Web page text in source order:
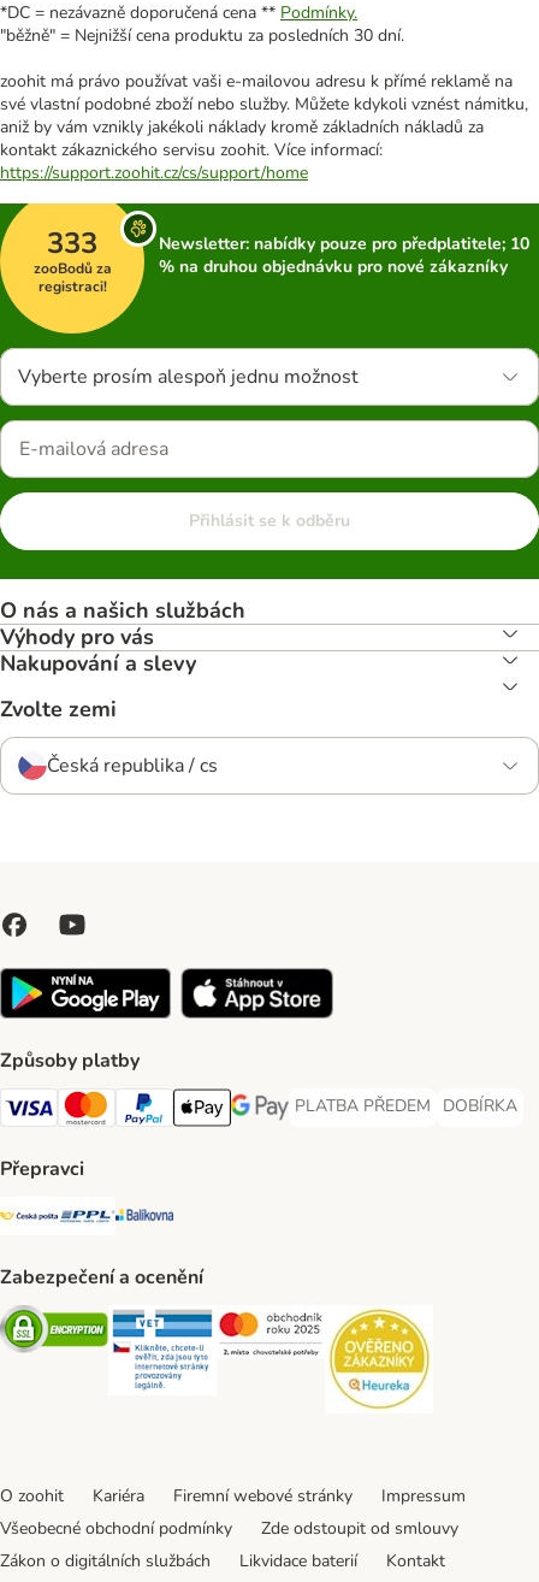
*DC = nezávazně doporučená cena ** Podmínky.
"běžně" = Nejnižší cena produktu za posledních 30 dní.
zoohit má právo používat vaši e-mailovou adresu k přímé reklamě na
své vlastní podobné zboží nebo služby. Můžete kdykoli vznést námitku,
aniž by vám vznikly jakékoli náklady kromě základních nákladů za
kontakt zákaznického servisu zoohit. Více informací:
https://support.zoohit.cz/cs/support/home
333
zooBodů za
registraci!
Newsletter: nabídky pouze pro předplatitele; 10
% na druhou objednávku pro nové zákazníky
Vyberte prosím alespoň jednu možnost
Přihlásit se k odběru
O nás a našich službách
Výhody pro vás
Nakupování a slevy
Zvolte zemi
Česká republika / cs
Způsoby platby
Visa Payment Method
Mastercard Payment Method
PayPal Payment Method
Apple pay Payment Method
GooglePay Payment Method
PLATBA PŘEDEM
PLATBA PŘEDEM Payment
DOBÍRKA
DOBÍRKA
Přepravci
Česká pošta Shipping Method
PPL Shipping Method
Balíkovna Shipping Method
Zabezpečení a ocenění
Security Security Security
O zoohit Kariéra Firemní webové stránky
Impressum
Všeobecné obchodní podmínky
Zde odstoupit od smlouvy
Zákon o digitálních službách
Likvidace baterií Kontakt